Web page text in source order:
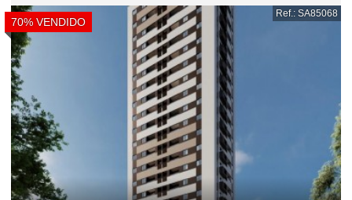
70% VENDIDO
Ref.: SA85068